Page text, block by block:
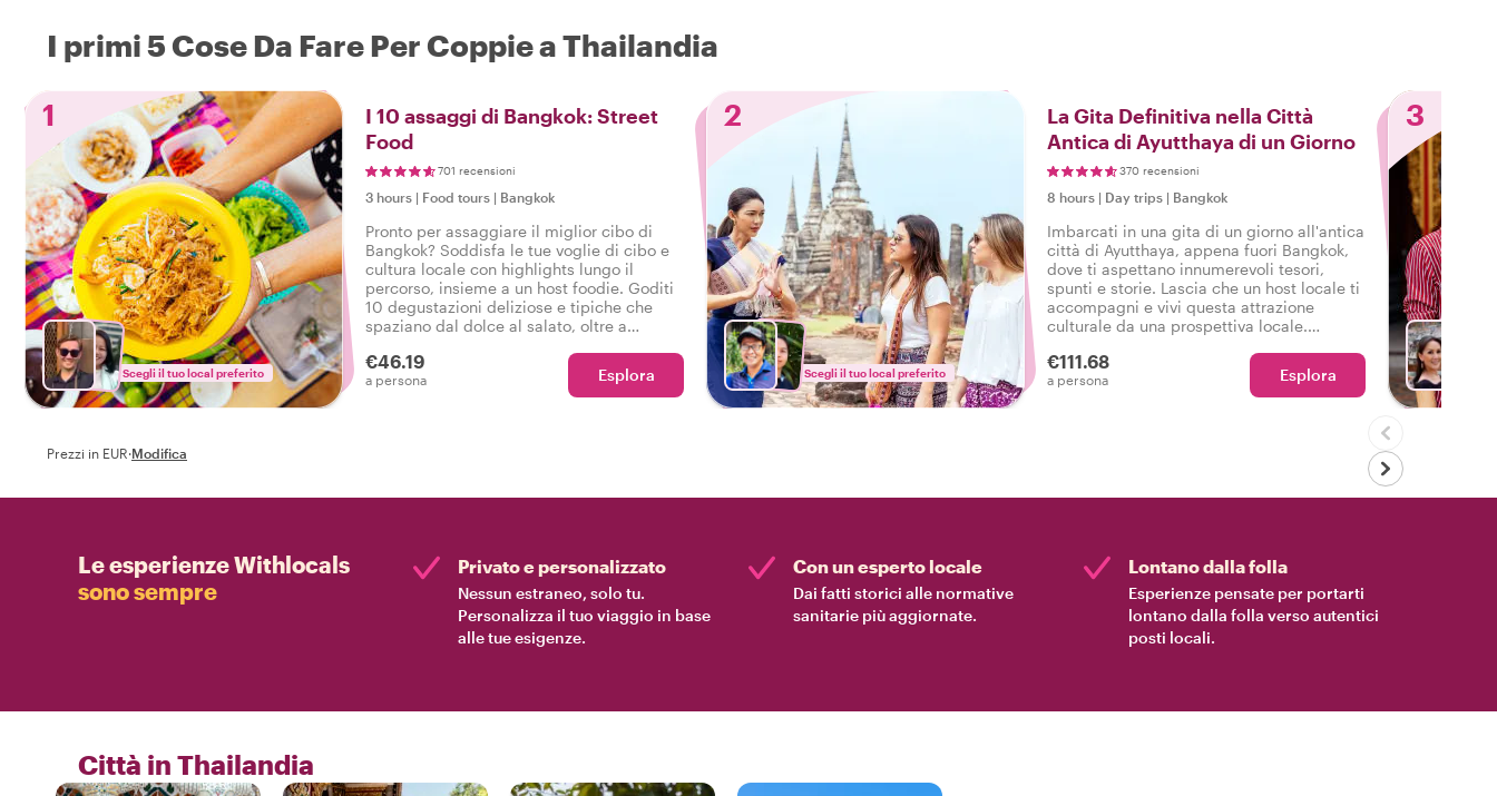
I primi 5 Cose Da Fare Per Coppie a Thailandia
1
Scegli il tuo local preferito
I 10 assaggi di Bangkok: Street
Food
701 recensioni
3 hours | Food tours | Bangkok
Pronto per assaggiare il miglior cibo di
Bangkok? Soddisfa le tue voglie di cibo e
cultura locale con highlights lungo il
percorso, insieme a un host foodie. Goditi
10 degustazioni deliziose e tipiche che
spaziano dal dolce al salato, oltre a
Bangkok.
€46.19
a persona Esplora
2
Scegli il tuo local preferito
La Gita Definitiva nella Città
Antica di Ayutthaya di un Giorno
370 recensioni
8 hours | Day trips | Bangkok
Imbarcati in una gita di un giorno all'antica
città di Ayutthaya, appena fuori Bangkok,
dove ti aspettano innumerevoli tesori,
spunti e storie. Lascia che un host locale ti
accompagni e vivi questa attrazione
culturale da una prospettiva locale.
città di Ayutthaya con un locale: è un must!
€111.68
a persona Esplora
3
Prezzi in EUR·Modifica
Le esperienze Withlocals
sono sempre
Privato e personalizzato
Nessun estraneo, solo tu.
Personalizza il tuo viaggio in base
alle tue esigenze.
Con un esperto locale
Dai fatti storici alle normative
sanitarie più aggiornate.
Lontano dalla folla
Esperienze pensate per portarti
lontano dalla folla verso autentici
posti locali.
Città in Thailandia